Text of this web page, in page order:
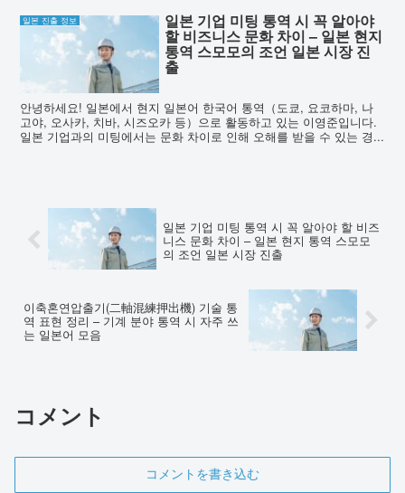
일본 진출 정보 일본 기업 미팅 통역 시 꼭 알아야
할 비즈니스 문화 차이 – 일본 현지
통역 스모모의 조언 일본 시장 진
출
안녕하세요! 일본에서 현지 일본어 한국어 통역（도쿄, 요코하마, 나
고야, 오사카, 치바, 시즈오카 등）으로 활동하고 있는 이영준입니다.
일본 기업과의 미팅에서는 문화 차이로 인해 오해를 받을 수 있는 경...
일본 기업 미팅 통역 시 꼭 알아야 할 비즈
니스 문화 차이 – 일본 현지 통역 스모모
의 조언 일본 시장 진출
이축혼연압출기(二軸混練押出機) 기술 통
역 표현 정리 – 기계 분야 통역 시 자주 쓰
는 일본어 모음
コメント
コメントを書き込む